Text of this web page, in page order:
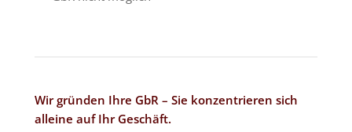
Wir gründen Ihre GbR – Sie konzentrieren sich
alleine auf Ihr Geschäft.